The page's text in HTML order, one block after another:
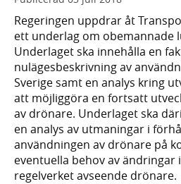
Regeringen uppdrar åt
ett underlag om obemannade
Underlaget ska innehålla en
nulägesbeskrivning av
Sverige samt en analys kring
att möjliggöra en fortsatt
av drönare. Underlaget ska
en analys av utmaningar i
användningen av drönare på
eventuella behov av ändringar
regelverket avseende drönare.